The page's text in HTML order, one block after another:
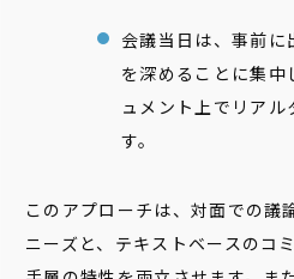
会議当日は、事前に
を深めることに集中
ュメント上でリアル
す。
このアプローチは、対面での議
ニーズと、テキストベースのコ